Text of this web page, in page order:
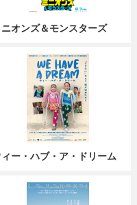
ニオンズ＆モンスターズ
ィー・ハブ・ア・ドリーム